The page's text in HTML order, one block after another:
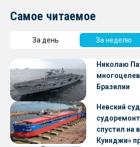
Самое читаемое
За день За неделю
Николаю
Бразилии
Невский
спустил на
Куинджи»